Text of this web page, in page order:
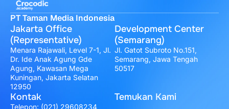
PT Taman Media Indonesia
Jakarta Office
(Representative)
Menara Rajawali, Level 7-1, Jl.
Dr. Ide Anak Agung Gde
Agung, Kawasan Mega
Kuningan, Jakarta Selatan
12950
Development Center
(Semarang)
Jl. Gatot Subroto No.151,
Semarang, Jawa Tengah
50517
Kontak
Telepon: (021) 29608234
Temukan Kami